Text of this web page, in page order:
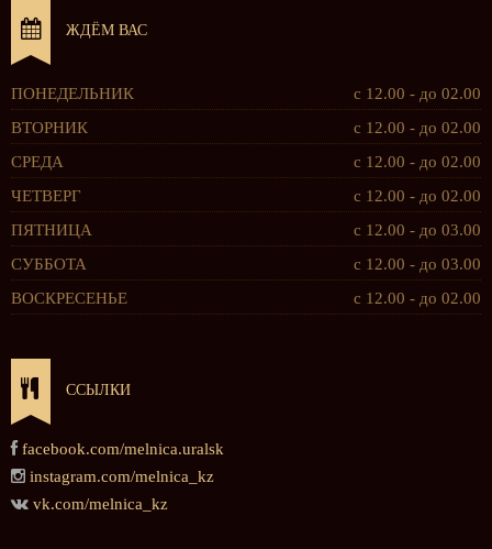
ЖДЁМ ВАС
ПОНЕДЕЛЬНИК
с 12.00 - до 02.00
ВТОРНИК
с 12.00 - до 02.00
СРЕДА
с 12.00 - до 02.00
ЧЕТВЕРГ
с 12.00 - до 02.00
ПЯТНИЦА
с 12.00 - до 03.00
СУББОТА
с 12.00 - до 03.00
ВОСКРЕСЕНЬЕ
с 12.00 - до 02.00
ССЫЛКИ
facebook.com/melnica.uralsk
instagram.com/melnica_kz
vk.com/melnica_kz